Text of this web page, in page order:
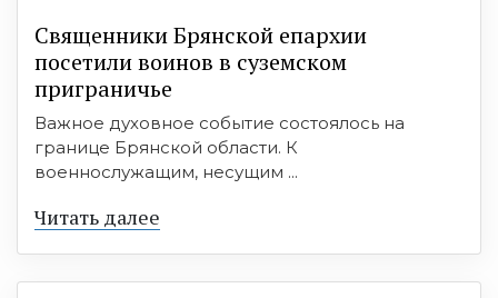
Священники Брянской епархии
посетили воинов в суземском
приграничье
Важное духовное событие состоялось на
границе Брянской области. К
военнослужащим, несущим ...
Читать далее